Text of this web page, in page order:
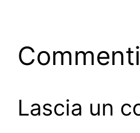
Commenti
Lascia un